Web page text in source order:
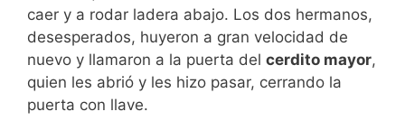
caer y a rodar ladera abajo. Los dos hermanos,
desesperados, huyeron a gran velocidad de
nuevo y llamaron a la puerta del cerdito mayor,
quien les abrió y les hizo pasar, cerrando la
puerta con llave.